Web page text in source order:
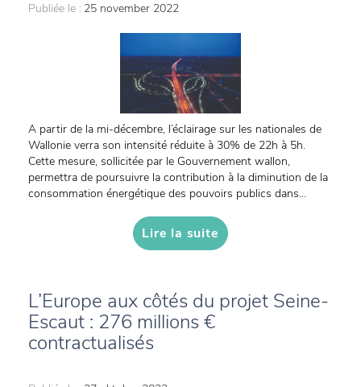
Publiée le : 25 november 2022
A partir de la mi-décembre, l’éclairage sur les nationales de
Wallonie verra son intensité réduite à 30% de 22h à 5h.
Cette mesure, sollicitée par le Gouvernement wallon,
permettra de poursuivre la contribution à la diminution de la
consommation énergétique des pouvoirs publics dans...
Lire la suite
L’Europe aux côtés du projet Seine-
Escaut : 276 millions €
contractualisés